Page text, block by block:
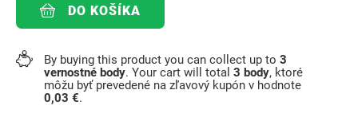
DO KOŠÍKA
By buying this product you can collect up to 3
vernostné body. Your cart will total 3 body, ktoré
môžu byť prevedené na zľavový kupón v hodnote
0,03 €.